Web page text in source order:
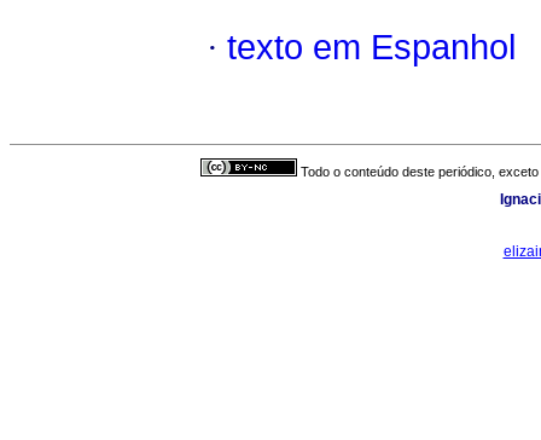
· texto em Espanhol
Todo o conteúdo deste periódico,